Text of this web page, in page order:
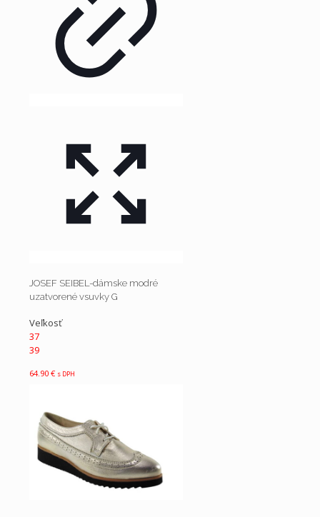
JOSEF SEIBEL-dámske modré
uzatvorené vsuvky G
Veľkosť
37
39
64.90 € s DPH